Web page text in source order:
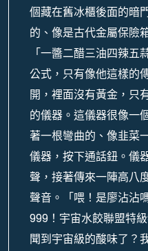
個藏在舊冰櫃後面的暗
的、像是古代金屬保險
「一醬二醋三油四辣
公式，只有像他這樣的
開，裡面沒有黃金，只
的儀器。這儀器很像一
著一根彎曲的、像韭菜
儀器，按下通話鈕。
聲，接著傳來一陣高八
聲音。「喂！是廖沾沾
999！宇宙水餃聯盟特
聞到宇宙級的酸味了？